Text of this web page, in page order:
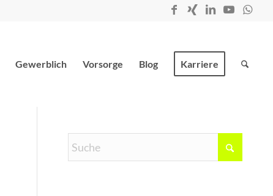
Gewerblich Vorsorge Blog Karriere